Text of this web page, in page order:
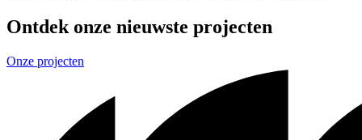
Ontdek onze nieuwste projecten
Onze projecten